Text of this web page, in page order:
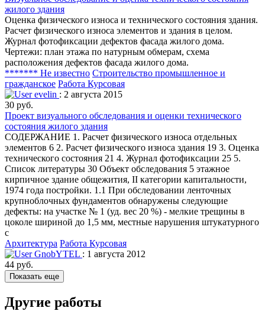
жилого здания
Оценка физического износа и технического состояния здания.
Расчет физического износа элементов и здания в целом.
Журнал фотофиксации дефектов фасада жилого дома.
Чертежи: план этажа по натурным обмерам, схема
расположения дефектов фасада жилого дома.
******* Не известно Строительство промышленное и
гражданское Работа Курсовая
evelin : 2 августа 2015
30 руб.
Проект визуального обследования и оценки технического
состояния жилого здания
СОДЕРЖАНИЕ 1. Расчет физического износа отдельных
элементов 6 2. Расчет физического износа здания 19 3. Оценка
технического состояния 21 4. Журнал фотофиксации 25 5.
Список литературы 30 Объект обследования 5 этажное
кирпичное здание общежития, II категории капитальности,
1974 года постройки. 1.1 При обследовании ленточных
крупноблочных фундаментов обнаружены следующие
дефекты: на участке № 1 (уд. вес 20 %) - мелкие трещины в
цоколе шириной до 1,5 мм, местные нарушения штукатурного
с
Архитектура Работа Курсовая
GnobYTEL : 1 августа 2012
44 руб.
Показать еще
Другие работы